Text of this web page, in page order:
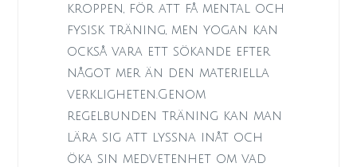
kroppen, för att få mental och
fysisk träning, men yogan kan
också vara ett sökande efter
något mer än den materiella
verkligheten.Genom
regelbunden träning kan man
lära sig att lyssna inåt och
öka sin medvetenhet om vad